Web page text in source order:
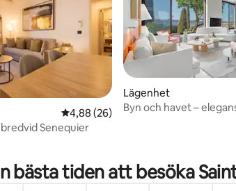
51 omdömen
4,88 av 5 i genomsnittligt betyg, 26
4,88 (26)
bredvid Senequier
Lägenhet
Byn och havet –
bästa tiden att besöka